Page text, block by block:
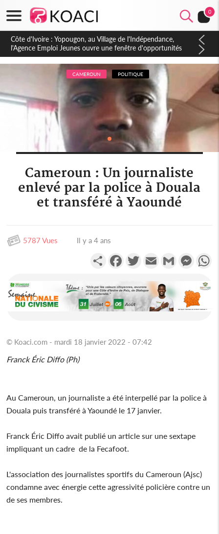
0
Côte d'Ivoire : CHU de Treichville, après la fronde, les agents
contractuels obtiennent un accord avec la direction sur les
arriérés du SMIG 2023
CAMEROUN POLITIQUE
Cameroun : Un journaliste
enlevé par la police à Douala
et transféré à Yaoundé
5787 Vues Il y a 4 ans
PartagerFacebookTwitterEmail Gmail
© Koaci.com - mardi 18 janvier 2022 - 07:42
Franck Éric Diffo (Ph)
Au Cameroun, un journaliste a été interpellé par la police à
Douala puis transféré à Yaoundé le 17 janvier.
Franck Éric Diffo avait publié un article sur une sextape
impliquant un cadre de la Fecafoot.
L'association des journalistes sportifs du Cameroun (Ajsc)
condamne avec énergie cette agressivité policière contre un
de ses membres.